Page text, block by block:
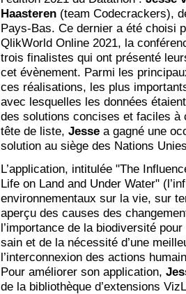
Haasteren (team Codecrackers),
Pays-Bas. Ce dernier a été choisi
QlikWorld Online 2021, la
trois finalistes qui ont présenté
cet évènement. Parmi les
ces réalisations, les plus
avec lesquelles les données
des solutions concises et faciles à
tête de liste, Jesse a gagné une
solution au siège des Nations
L’application, intitulée "The
Life on Land and Under Water"
environnementaux sur la vie, sur
aperçu des causes des
l’importance de la biodiversité
sain et de la nécessité d’une
l’interconnexion des actions
Pour améliorer son application,
de la bibliothèque d’extensions